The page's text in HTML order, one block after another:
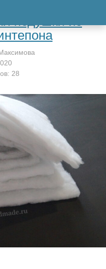
классу
подушки из
28